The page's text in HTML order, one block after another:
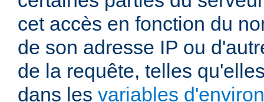
cet accès en fonction du
de son adresse IP ou
de la requête, telles
dans les variables